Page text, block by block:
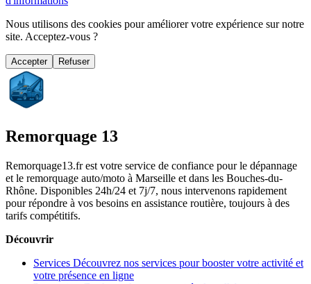
Nous utilisons des cookies pour améliorer votre expérience sur notre
site. Acceptez-vous ?
Accepter Refuser
Remorquage 13
Remorquage13.fr est votre service de confiance pour le dépannage
et le remorquage auto/moto à Marseille et dans les Bouches-du-
Rhône. Disponibles 24h/24 et 7j/7, nous intervenons rapidement
pour répondre à vos besoins en assistance routière, toujours à des
tarifs compétitifs.
Découvrir
Services Découvrez nos services pour booster votre activité et
votre présence en ligne